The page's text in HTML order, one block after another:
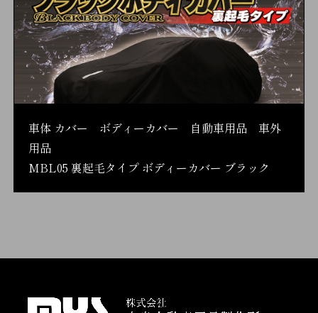
車体 カバー ボディーカバー 自動車用品 車外
用品
MBL05 裏起毛タイプ ボディーカバー ブラック